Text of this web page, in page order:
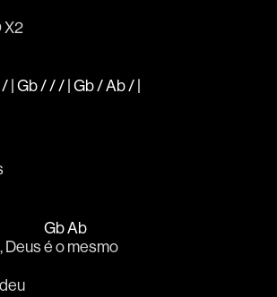
X2
| Gb / / / | Gb / Ab / |
Deus
Gb
é o
Ab
mesmo